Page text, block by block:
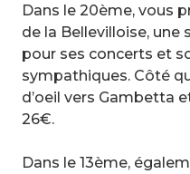
Dans le 20ème, vous
de la Bellevilloise, une
pour ses concerts et
sympathiques. Côté
d’oeil vers Gambetta
26€.
Dans le 13ème,